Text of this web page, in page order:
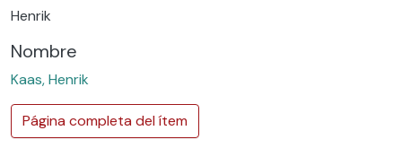
Henrik
Nombre
Kaas, Henrik
Página completa del ítem